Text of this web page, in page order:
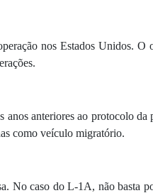
nos Estados Unidos.
anteriores ao protocolo da
como veículo migratório.
No caso do L-1A, não basta